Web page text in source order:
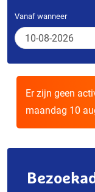
Vanaf wanneer
Er zijn geen
maandag 10